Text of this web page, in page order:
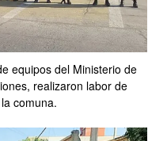
equipos del Ministerio de
realizaron labor de
comuna.